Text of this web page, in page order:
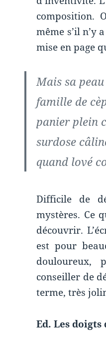
composition.
même s’il n’y
mise en page
Mais sa peau
famille de
panier plein
surdose
quand lové
Difficile de
mystères. Ce
découvrir.
est pour
douloureux,
conseiller de
terme, très
Ed. Les doigts